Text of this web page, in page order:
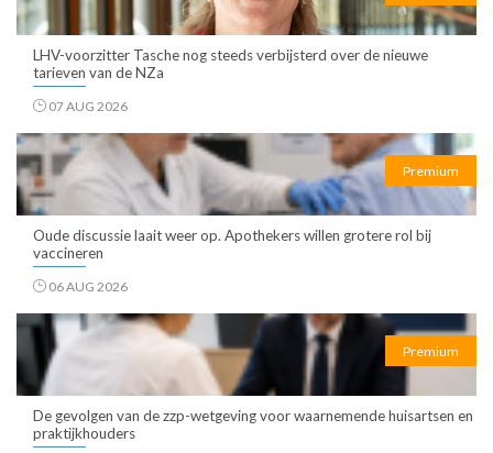
LHV-voorzitter Tasche nog steeds verbijsterd over de nieuwe
tarieven van de NZa
07 AUG 2026
Premium
Oude discussie laait weer op. Apothekers willen grotere rol bij
vaccineren
06 AUG 2026
Premium
De gevolgen van de zzp-wetgeving voor waarnemende huisartsen en
praktijkhouders